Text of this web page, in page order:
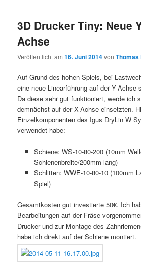
3D Drucker Tiny: Neue
Achse
Veröffentlicht am16. Juni 2014vonThomas
Auf Grund des hohen Spiels, bei
eine neue Linearführung auf der Y-Achse
Da diese sehr gut funktioniert, werde ich
demnächst auf der X-Achse einsetzten.
Einzelkomponenten des Igus DryLin W
verwendet habe:
Schiene: WS-10-80-200 (10mm
Schienenbreite/200mm lang)
Schlitten: WWE-10-80-10 (100mm
Spiel)
Gesamtkosten gut investierte 50€. Ich
Bearbeitungen auf der Fräse
Drucker und zur Montage des
habe ich direkt auf der Schiene montiert.